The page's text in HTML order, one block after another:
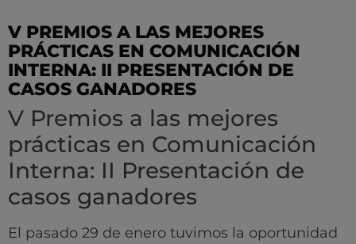
V PREMIOS A LAS MEJORES
PRÁCTICAS EN COMUNICACIÓN
INTERNA: II PRESENTACIÓN DE
CASOS GANADORES
V Premios a las mejores
prácticas en Comunicación
Interna: II Presentación de
casos ganadores
El pasado 29 de enero tuvimos la oportunidad